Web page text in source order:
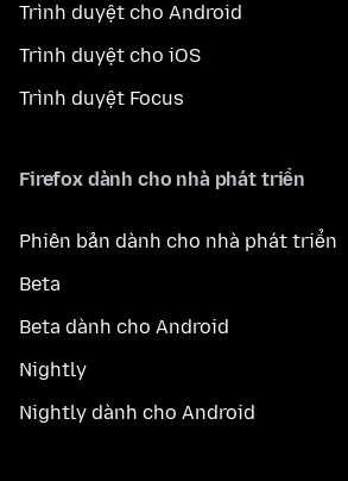
Trình duyệt cho Android
Trình duyệt cho iOS
Trình duyệt Focus
Firefox dành cho nhà phát triển
Phiên bản dành cho nhà phát triển
Beta
Beta dành cho Android
Nightly
Nightly dành cho Android